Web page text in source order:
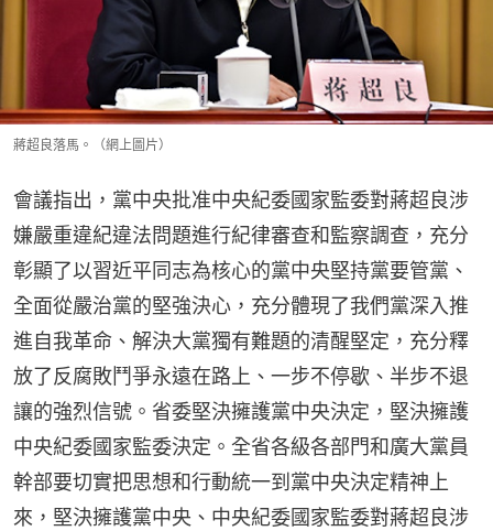
蔣超良落馬。（網上圖片）
會議指出，黨中央批准中央紀委國家監委對蔣超良涉
嫌嚴重違紀違法問題進行紀律審查和監察調查，充分
彰顯了以習近平同志為核心的黨中央堅持黨要管黨、
全面從嚴治黨的堅強決心，充分體現了我們黨深入推
進自我革命、解決大黨獨有難題的清醒堅定，充分釋
放了反腐敗鬥爭永遠在路上、一步不停歇、半步不退
讓的強烈信號。省委堅決擁護黨中央決定，堅決擁護
中央紀委國家監委決定。全省各級各部門和廣大黨員
幹部要切實把思想和行動統一到黨中央決定精神上
來，堅決擁護黨中央、中央紀委國家監委對蔣超良涉